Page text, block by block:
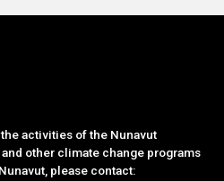
activities of the Nunavut
other climate change programs
please contact: